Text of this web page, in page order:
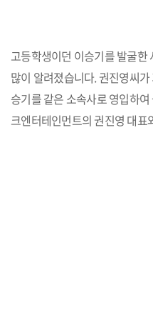
고등학생이던 이승기를 발굴
많이 알려졌습니다. 권진영씨
승기를 같은 소속사로 영입하
크엔터테인먼트의 권진영 대표